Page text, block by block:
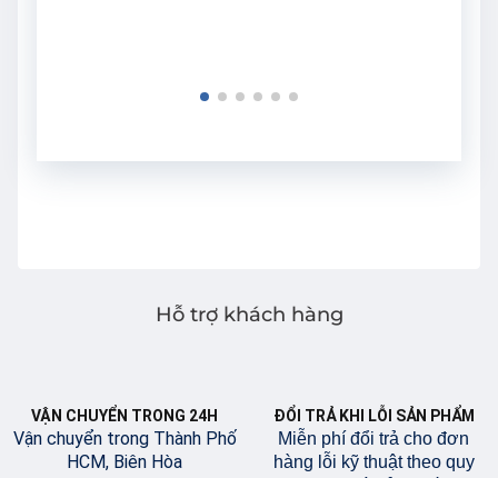
Hỗ trợ khách hàng
VẬN CHUYỂN TRONG 24H
Vận chuyển trong Thành Phố
HCM, Biên Hòa
ĐỔI TRẢ KHI LỖI SẢN PHẨM
Miễn phí đổi trả cho đơn
hàng lỗi kỹ thuật theo quy